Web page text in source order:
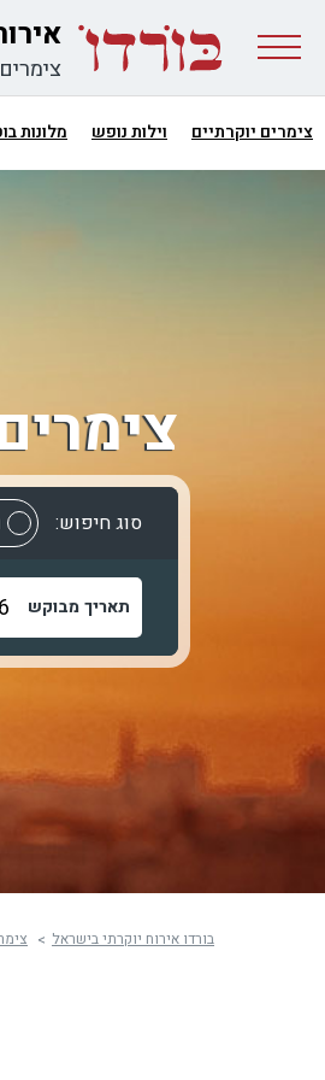
צימרים יוקרתיים וילות נופש מלונות
סוג חיפוש:
תאריך מבוקש
בורדו אירוח יוקרתי בישראל